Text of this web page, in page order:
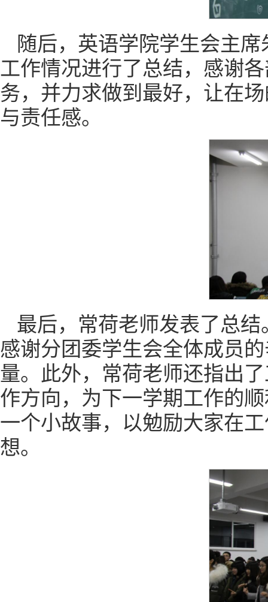
随后，英语学院学生会主
工作情况进行了总结，感谢
务，并力求做到最好，让在
与责任感。
最后，常荷老师发表了总
感谢分团委学生会全体成员
量。此外，常荷老师还指出
作方向，为下一学期工作的
一个小故事，以勉励大家在
想。